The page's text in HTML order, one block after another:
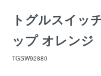
トグルスイッ
ップ オレンジ
TGSW92880